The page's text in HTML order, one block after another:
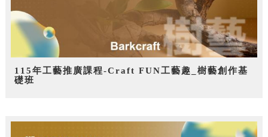
115年工藝推廣課程-Craft FUN工藝趣_樹藝創作基
礎班